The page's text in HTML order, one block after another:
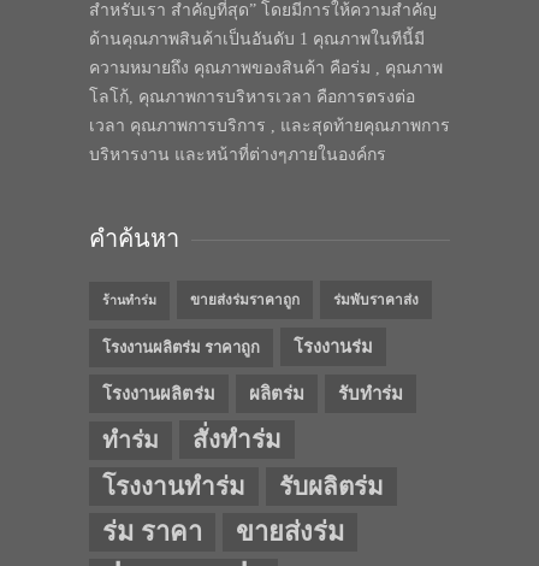
สำหรับเรา สำคัญที่สุด” โดยมีการให้ความสำคัญ
ด้านคุณภาพสินค้าเป็นอันดับ 1 คุณภาพในทีนี้มี
ความหมายถึง คุณภาพของสินค้า คือร่ม , คุณภาพ
โลโก้, คุณภาพการบริหารเวลา คือการตรงต่อ
เวลา คุณภาพการบริการ , และสุดท้ายคุณภาพการ
บริหารงาน และหน้าที่ต่างๆภายในองค์กร
คำค้นหา
ร้านทำร่ม ขายส่งร่มราคาถูก ร่มพับราคาส่ง
โรงงานผลิตร่ม ราคาถูก โรงงานร่ม
โรงงานผลิตร่ม ผลิตร่ม รับทำร่ม
ทำร่ม
สั่งทำร่ม
โรงงานทำร่ม
รับผลิตร่ม
ร่ม ราคา ขายส่งร่ม